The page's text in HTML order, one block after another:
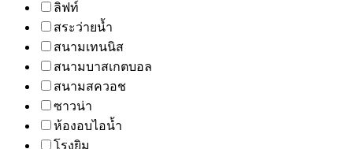
ลิฟท์
สระว่ายน้ำ
สนามเทนนิส
สนามบาสเกตบอล
สนามสควอช
ซาวน่า
ห้องอบไอน้ำ
โรงยิม